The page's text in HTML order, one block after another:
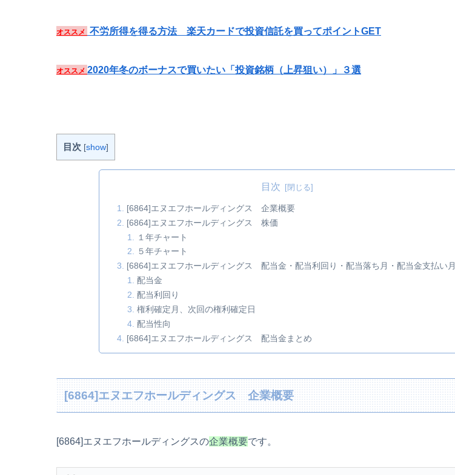
オススメ 不労所得を得る方法 楽天カードで投資信託を買ってポイントGET
オススメ 2020年冬のボーナスで買いたい「投資銘柄（上昇狙い）」３選
目次 [show]
目次
[6864]エヌエフホールディングス 企業概要
[6864]エヌエフホールディングス 株価
１年チャート
５年チャート
[6864]エヌエフホールディングス 配当金・配当利回り・配当落ち月・配当金支払い月
配当金
配当利回り
権利確定月、次回の権利確定日
配当性向
[6864]エヌエフホールディングス 配当金まとめ
[6864]エヌエフホールディングス 企業概要
[6864]エヌエフホールディングスの企業概要です。